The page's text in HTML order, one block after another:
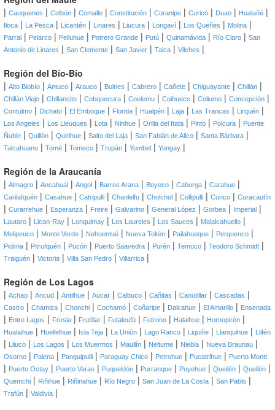
| Cauquenes | Colbún | Comalle | Constitución | Curanipe | Curicó | Duao | Hualañé |
Iloca | La Pesca | Licantén | Linares | Liucura | Longaví | Los Queñes | Molina |
Parral | Pelarco | Pelluhue | Potrero Grande | Putú | Quinamávida | Río Claro | San
Antonio de Linares | San Clemente | San Javier | Talca | Vilches |
Región del Bío-Bío
| Alto Biobío | Antuco | Arauco | Bulnes | Cabrero | Cañete | Chiguayante | Chillán |
Chillán Viejo | Chillancito | Cobquecura | Coelemu | Coihueco | Coliumo | Concepción |
Contulmo | Dichato | El Emboque | Florida | Hualpén | Laja | Las Trancas | Lirquén |
Los Angeles | Los Lleuques | Lota | Ninhue | Orilla del Itata | Pinto | Polcura | Puente
Ñuble | Quillón | Quirihue | Salto del Laja | San Fabián de Alico | Santa Bárbara |
Talcahuano | Tomé | Tomeco | Trupán | Yumbel | Yungay |
Región de la Araucanía
| Almagro | Ancahual | Angol | Barros Arana | Boyeco | Caburga | Carahue |
Carilafquén | Casahue | Catripulli | Chanlelfu | Cholchol | Collipulli | Cunco | Curacautín
| Curarrehue | Esperanza | Freire | Galvarino | General López | Gorbea | Imperial |
Lautaro | Lican-Ray | Lonquimay | Los Laureles | Los Sauces | Malalcahuello |
Melipeuco | Monte Verde | Nehuentué | Nueva Toltén | Pailahueque | Perquenco |
Pidima | Pitrufquén | Pucón | Puerto Saavedra | Purén | Temuco | Teodoro Schmidt |
Traiguén | Victoria | Villa San Pedro | Villarrica |
Región de Los Lagos
| Achao | Ancud | Antilhue | Aucar | Calbuco | Cañitas | Canutillar | Cascadas |
Castro | Chamiza | Chonchi | Cochamó | Coñaripe | Dalcahue | El Amarillo | Ensenada
| Entre Lagos | Fresia | Frutillar | Futaleufú | Futrono | Halaihue | Hornopirén |
Hualaihue | Huellelhue | Isla Teja | La Unión | Lago Ranco | Liquiñe | Llanquihue | Llifén
| Lliuco | Los Lagos | Los Muermos | Maullín | Neltume | Niebla | Nueva Braunau |
Osorno | Palena | Panguipulli | Paraguay Chico | Petrohue | Pucatrihue | Puerto Montt
| Puerto Octay | Puerto Varas | Puqueldón | Purranque | Puyehue | Queilén | Quellón |
Quemchi | Riñihue | Riñinahue | Río Negro | San Juan de La Costa | San Pablo |
Trafún | Valdivia |